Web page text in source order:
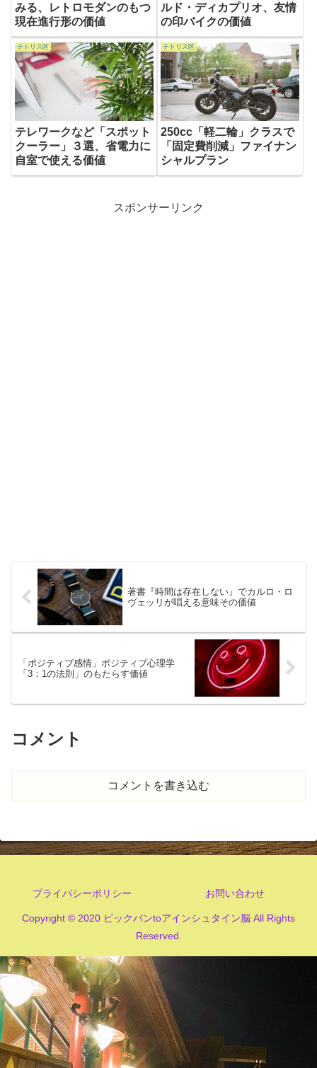
みる、レトロモダンのもつ
現在進行形の価値
ルド・ディカプリオ、友情
の印バイクの価値
テトリス区
テレワークなど「スポット
クーラー」３選、省電力に
自室で使える価値
テトリス区
250cc「軽二輪」クラスで
「固定費削減」ファイナン
シャルプラン
スポンサーリンク
著書『時間は存在しない』でカルロ・ロ
ヴェッリが唱える意味その価値
「ポジティブ感情」ポジティブ心理学
「3：1の法則」のもたらす価値
コメント
コメントを書き込む
プライバシーポリシー お問い合わせ
Copyright © 2020 ビックバンtoアインシュタイン脳 All Rights
Reserved.